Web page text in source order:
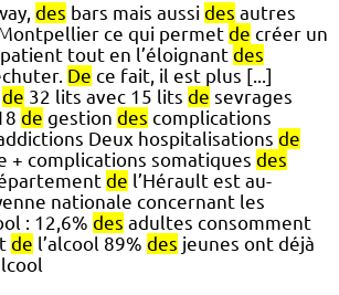
des bars mais aussi des autres
ce qui permet de créer un
tout en l’éloignant des
De ce fait, il est plus [...]
de 32 lits avec 15 lits de sevrages
de gestion des complications
Deux hospitalisations de
+ complications somatiques des
de l’Hérault est au-
nationale concernant les
: 12,6% des adultes consomment
de l’alcool 89% des jeunes ont déjà